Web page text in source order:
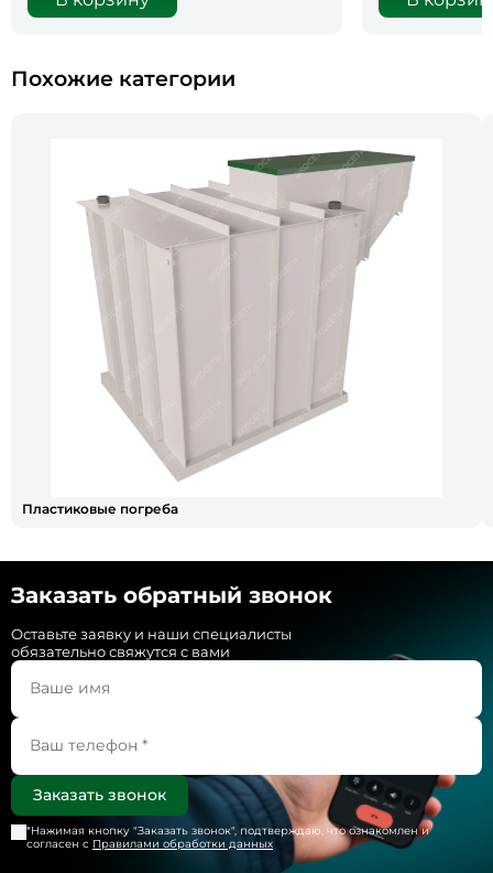
Похожие категории
Пластиковые погреба
Заказать обратный звонок
Оставьте заявку и наши специалисты
обязательно свяжутся с вами
*Нажимая кнопку "Заказать звонок", подтверждаю, что ознакомлен и
согласен с Правилами обработки данных